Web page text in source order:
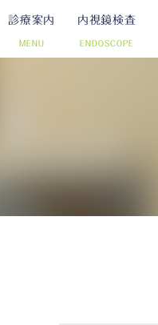
診療案内
MENU
内視鏡検査
ENDOSCOPE
ポリープ切除）